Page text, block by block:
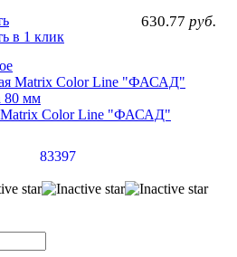
630.77 руб.
в 1 клик
Matrix Color Line "ФАСАД"
83397